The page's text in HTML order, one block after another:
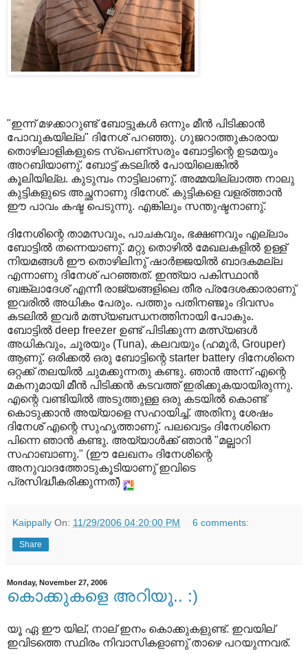
"ഇന്ന് മഴക്കാറുണ്ട് ബോട്ടുകള്‍ ഒന്നും മീന്‍ പിടിക്കാന്‍
പോവുകയില്ല" ദിനേശ് പറഞ്ഞു. ഗുജറാത്തുകാരായ
തൊഴിലാളികളുടെ സ്പെണ്സരും ബോട്ടിന്റെ ഉടമയും
അറബിയാണു്. ബോട്ട് കടലില്‍ പോയിലെങ്കില്‍
കൂലിയില്ല. കുടുമ്പം നാട്ടിലാണു്. അമ്മയില്ലാത്ത നാലു
കുട്ടികളുടെ അച്ഛനാണു ദിനേശ്. കുട്ടികളെ വളര്ത്താന്‍
ഈ പാവം കഷ്ട പെടുന്നു. എങ്കിലും സന്തുഷ്ടനാണു്.
ദിനേശിന്റെ താമസവും, പാചകവും, ഭക്ഷണവും എല്ലാം
ബോട്ടില്‍ തന്നെയാണു്. മറ്റു തൊഴില്‍ മേഖലകളില്‍ ഉള്ള്
നിയമങ്ങള്‍ ഈ തൊഴിലിനു് ഷാര്‍ജ്ജയില്‍ ബാദകമല്ല
എന്നാണു ദിനേശ് പറഞ്ഞത്. ഇന്ത്യാ പകിസ്ഥാന്‍
ബങ്ക്ലാദേശ് എന്നീ രാജ്യങ്ങളിലെ തീര പ്രദേശക്കാരാണു്
ഇവരില്‍ അധികം പേരും. പത്തും പതിനഞ്ജും ദിവസം
കടലില്‍ ഇവര്‍ മത്സ്യബന്ധനത്തിനായി പോകും.
ബോട്ടില്‍ deep freezer ഉണ്ട് പിടിക്കുന്ന മത്സ്യങള്‍
അധികവും, ചൂരയും (Tuna), കലവയും (ഹമൂര്‍, Grouper)
ആണു്. ഒരിക്കല്‍ ഒരു ബോട്ടിന്റെ starter battery ദിനേശിനെ
ഒറ്റക്ക് തലയില്‍ ചുമക്കുന്നതു കണ്ടു. ഞാന്‍ അന്ന് എന്റെ
മകനുമായി മീന്‍ പിടിക്കന്‍ കടവത്ത് ഇരിക്കുകയായിരുന്നു.
എന്റെ വണ്ടിയില്‍ അടുത്തുള്ള ഒരു കടയില്‍ കൊണ്ട്
കൊടുക്കാന്‍ അയ്യാളെ സഹായിച്ച്. അതിനു ശേഷം
ദിനേശ് എന്റെ സുഹൃത്താണു്. പലവെട്ടം ദിനേശിനെ
പിന്നെ ഞാന്‍ കണ്ടു. അയ്യാള്‍ക്ക് ഞാന്‍ "മല്ബാറി
സഹാബാണു." (ഈ ലേഖനം ദിനേശിന്റെ
അനുവാദത്തോടുകൂടിയാണു് ഇവിടെ
പ്രസിദ്ധീകരിക്കുന്നത്)
Kaippally On: 11/29/2006 04:20:00 PM 6 comments:
Share
Monday, November 27, 2006
കൊക്കുകളെ അറിയൂ.. :)
യൂ ഏ ഈ യില്, നാല് ഇനം കൊക്കുകളുണ്ട്. ഇവയില്
ഇവിടത്തെ സ്ഥിരം നിവാസികളാണു് താഴെ പറയുന്നവര്.